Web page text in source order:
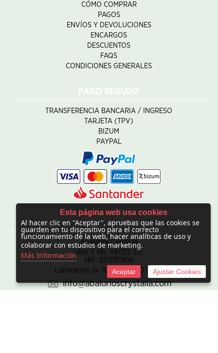
CÓMO COMPRAR
PAGOS
ENVÍOS Y DEVOLUCIONES
ENCARGOS
DESCUENTOS
FAQS
CONDICIONES GENERALES
PAGO SEGURO
TRANSFERENCIA BANCARIA / INGRESO
TARJETA (TPV)
BIZUM
PAYPAL
CONTACTO
Abalorios Crystalia
UNA Y MIL VECES S.L.
NIF: B21797808
Laborables de 10:00 - 20:00 horas
info@abalorioscrystalia.com
Esta página web usa cookies
Al hacer clic en "Aceptar", apruebas que las cookies se
guarden en tu dispositivo para el correcto
funcionamiento de la web, hacer analíticas de uso y
colaborar con estudios de marketing.
Más Información
Aceptar Ajustar Cookies